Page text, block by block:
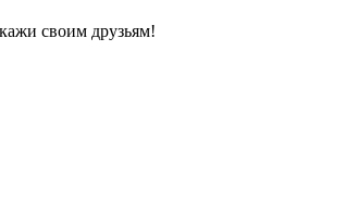
своим друзьям!